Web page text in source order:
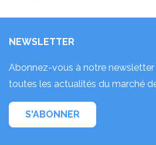
NEWSLETTER
Abonnez-vous à notre
toutes les actualités du marché
S'ABONNER